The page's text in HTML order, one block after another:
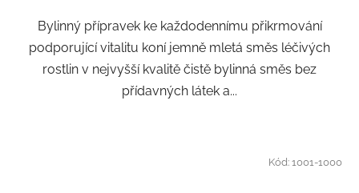
Bylinný přípravek ke každodennímu přikrmování
podporující vitalitu koní jemně mletá směs léčivých
rostlin v nejvyšší kvalitě čistě bylinná směs bez
přídavných látek a...
Kód:1001-1000